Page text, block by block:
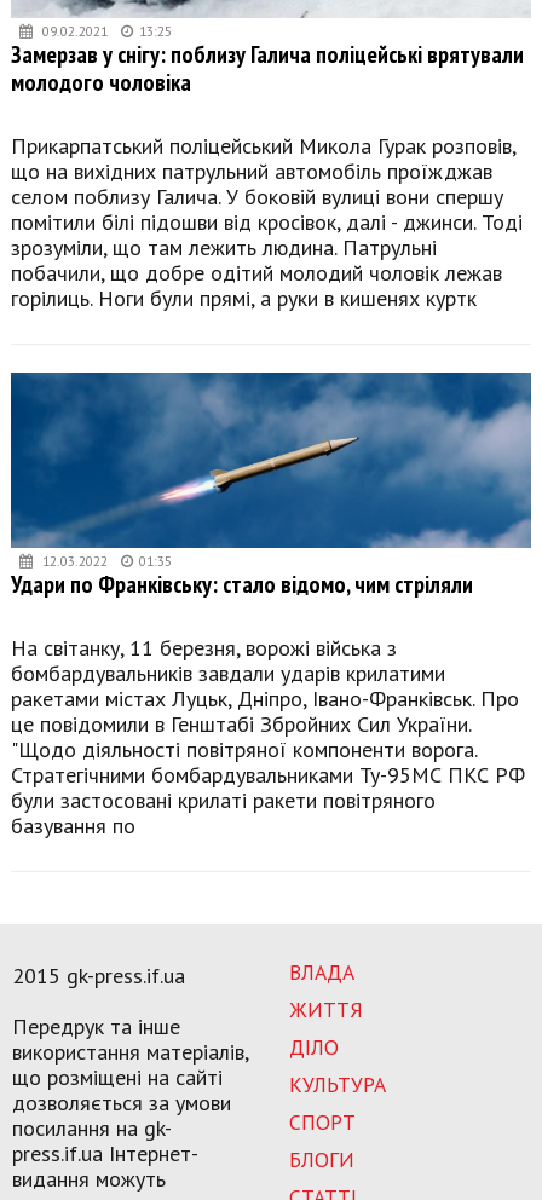
09.02.2021 13:25
Замерзав у снігу: поблизу Галича поліцейські врятували
молодого чоловіка
Прикарпатський поліцейський Микола Гурак розповів,
що на вихідних патрульний автомобіль проїжджав
селом поблизу Галича. У боковій вулиці вони спершу
помітили білі підошви від кросівок, далі - джинси. Тоді
зрозуміли, що там лежить людина. Патрульні
побачили, що добре одітий молодий чоловік лежав
горілиць. Ноги були прямі, а руки в кишенях куртк
12.03.2022 01:35
Удари по Франківську: стало відомо, чим стріляли
На світанку, 11 березня, ворожі війська з
бомбардувальників завдали ударів крилатими
ракетами містах Луцьк, Дніпро, Івано-Франківськ. Про
це повідомили в Генштабі Збройних Сил України.
"Щодо діяльності повітряної компоненти ворога.
Стратегічними бомбардувальниками Ту-95МС ПКС РФ
були застосовані крилаті ракети повітряного
базування по
ВЛАДА
ЖИТТЯ
ДІЛО
КУЛЬТУРА
СПОРТ
БЛОГИ
2015 gk-press.if.ua
Передрук та інше
використання матеріалів,
що розміщені на сайті
дозволяється за умови
посилання на gk-
press.if.ua Інтернет-
видання можуть